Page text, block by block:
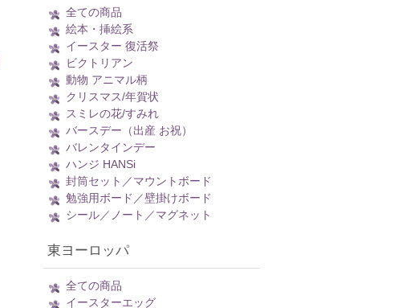
全ての商品
絵本・挿絵系
イースター 復活祭
ビクトリアン
動物 アニマル柄
クリスマス/年賀状
スミレの花/すみれ
バースデー（出産 お祝）
バレンタインデー
ハンジ HANSi
封筒セット／マウントボード
勉強用ボード／壁掛けボード
シール／ノート／マグネット
東ヨーロッパ
全ての商品
イースターエッグ